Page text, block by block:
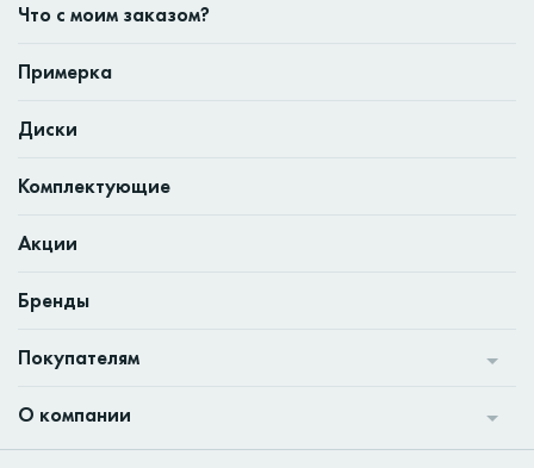
Что с моим заказом?
Примерка
Диски
Комплектующие
Акции
Бренды
Покупателям
О компании